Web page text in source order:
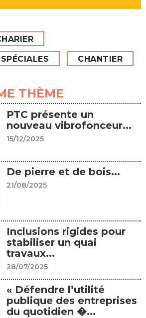
CHANTIER
THÈME
PTC présente un
nouveau vibrofonceur...
15/12/2025
De pierre et de bois...
21/08/2025
Inclusions rigides pour
stabiliser un quai
travaux...
28/07/2025
« Défendre l’utilité
publique des entreprises
du quotidien �...